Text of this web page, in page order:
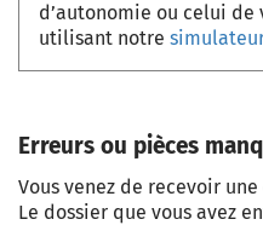
d’autonomie ou celui de
utilisant notre
Erreurs ou pièces
Vous venez de recevoir une
Le dossier que vous avez